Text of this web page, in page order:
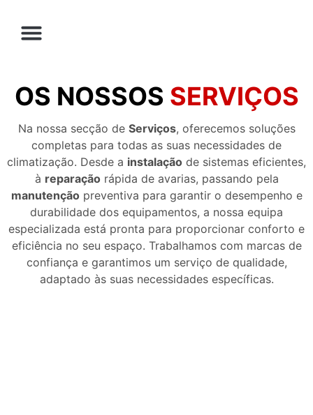
OS NOSSOS SERVIÇOS
Na nossa secção de Serviços, oferecemos soluções
completas para todas as suas necessidades de
climatização. Desde a instalação de sistemas eficientes,
à reparaçãorápida de avarias, passando pela
manutençãopreventiva para garantir o desempenho e
durabilidade dos equipamentos, a nossa equipa
especializada está pronta para proporcionar conforto e
eficiência no seu espaço. Trabalhamos com marcas de
confiança e garantimos um serviço de qualidade,
adaptado às suas necessidades específicas.